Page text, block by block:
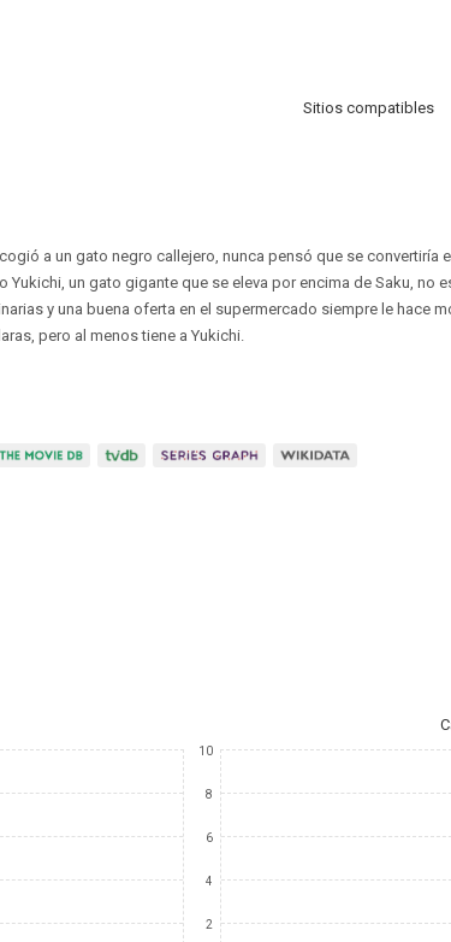
Sitios compatibles
a un gato negro callejero, nunca pensó que se convertiría
Yukichi, un gato gigante que se eleva por encima de Saku, no
y una buena oferta en el supermercado siempre le hace
pero al menos tiene a Yukichi.
10
8
6
4
2